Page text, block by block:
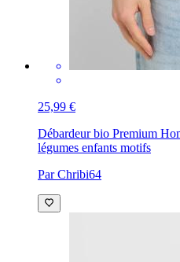
25,99 €
Débardeur bio Premium
légumes enfants motifs
Par Chribi64